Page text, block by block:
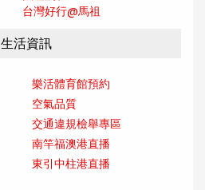
台灣好行@馬祖
生活資訊
樂活體育館預約
空氣品質
交通違規檢舉專區
南竿福澳港直播
東引中柱港直播